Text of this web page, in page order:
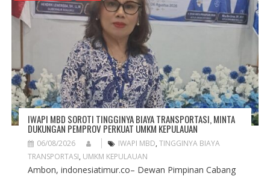
IWAPI MBD SOROTI TINGGINYA BIAYA TRANSPORTASI, MINTA
DUKUNGAN PEMPROV PERKUAT UMKM KEPULAUAN
06/08/2026 IWAPI MBD, TINGGINYA BIAYA
TRANSPORTASI, UMKM KEPULAUAN
Ambon, indonesiatimur.co– Dewan Pimpinan Cabang